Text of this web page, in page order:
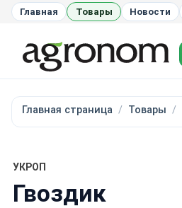
Главная Товары Новости
Главная страница Товары
УКРОП
Гвоздик